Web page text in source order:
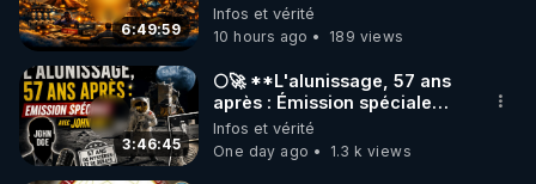
6:49:59
Infos et vérité
10 hours ago
189 views
3:46:45
🌕🚀 **L'alunissage, 57 ans
après : Émission spéciale
avec John Doe !** 👨 🚀✨
Infos et vérité
One day ago
1.3 k views